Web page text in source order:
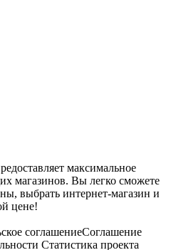
максимальное
магазинов. Вы легко сможете
выбрать интернет-магазин и
цене!
соглашениеСоглашение
Статистика проекта